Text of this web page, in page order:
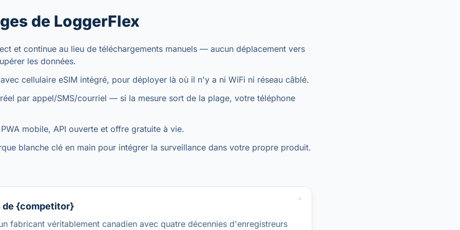
de LoggerFlex
et continue au lieu de téléchargements manuels — aucun déplacement vers
les données.
cellulaire eSIM intégré, pour déployer là où il n'y a ni WiFi ni réseau câblé.
par appel/SMS/courriel — si la mesure sort de la plage, votre téléphone
mobile, API ouverte et offre gratuite à vie.
blanche clé en main pour intégrer la surveillance dans votre propre produit.
de {competitor}
fabricant véritablement canadien avec quatre décennies d'enregistreurs